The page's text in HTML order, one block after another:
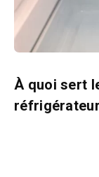
À quoi sert